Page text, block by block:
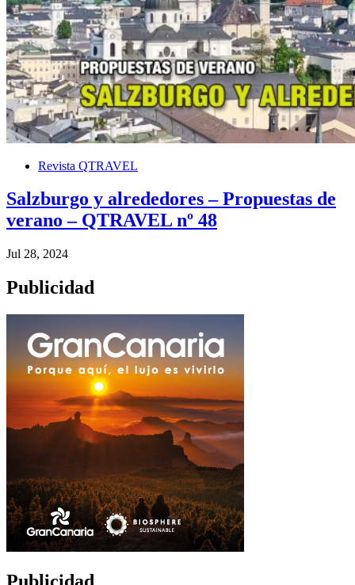
Revista QTRAVEL
Salzburgo y alrededores – Propuestas de
verano – QTRAVEL nº 48
Jul 28, 2024
Publicidad